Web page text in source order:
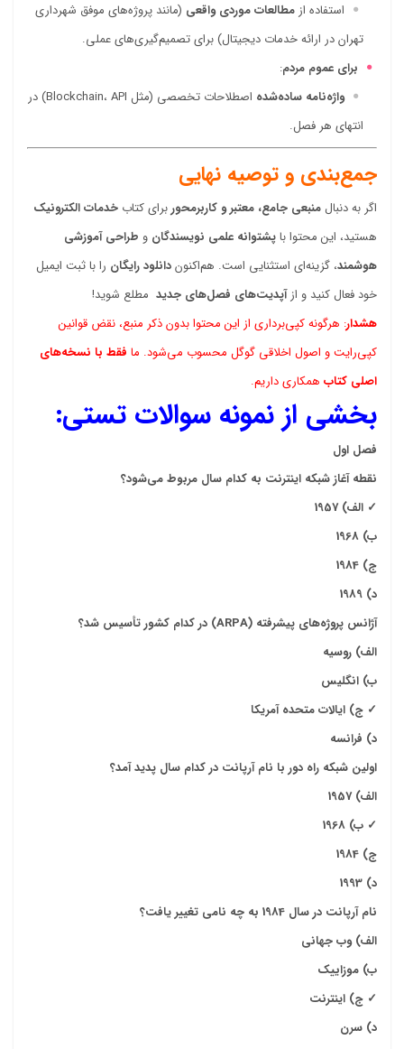
استفاده ازمطالعات موردی واقعی (مانند پروژه‌های موفق شهرداری
تهران در ارائه خدمات دیجیتال) برای تصمیم‌گیری‌های عملی.
برای عموم مردم:
واژه‌نامه ساده‌شده
اصطلاحات تخصصی (مثل Blockchain، API) در
انتهای هر فصل.
جمع‌بندی و توصیه نهایی
اگر به دنبال منبعی جامع، معتبر و کاربرمحوربرای کتاب خدمات الکترونیک
هستید، این محتوا باپشتوانه علمی نویسندگان و طراحی آموزشی
هوشمند، گزینه‌ای استثنایی است. هم‌اکنوندانلود رایگان را با ثبت ایمیل
خود فعال کنید و ازآپدیت‌های فصل‌های جدید مطلع شوید!
هشدار: هرگونه کپی‌برداری از این محتوا بدون ذکر منبع، نقض قوانین
کپی‌رایت و اصول اخلاقی گوگل محسوب می‌شود. ما فقط با نسخه‌های
اصلی کتاب همکاری داریم.
بخشی از نمونه سوالات تستی:
فصل اول
نقطه آغاز شبکه اینترنت به کدام سال مربوط می‌شود؟
✓ الف) 1957
ب) 1968
ج) 1984
د) 1989
آژانس پروژه‌های پیشرفته (ARPA)
در کدام کشور تأسیس شد؟
الف) روسیه
ب) انگلیس
✓ ج) ایالات متحده آمریکا
د) فرانسه
اولین شبکه راه دور با نام آرپانت در کدام سال پدید آمد؟
الف) 1957
✓ ب) 1968
ج) 1984
د) 1993
نام آرپانت در سال 1984 به چه نامی تغییر یافت؟
الف) وب جهانی
ب) موزاییک
✓ ج) اینترنت
د) سرن